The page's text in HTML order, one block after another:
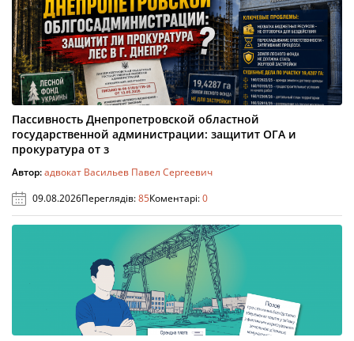
Пассивность Днепропетровской областной
государственной администрации: защитит ОГА и
прокуратура от з
Автор:адвокат Васильев Павел Сергеевич
09.08.2026Переглядів:85Коментарі:0